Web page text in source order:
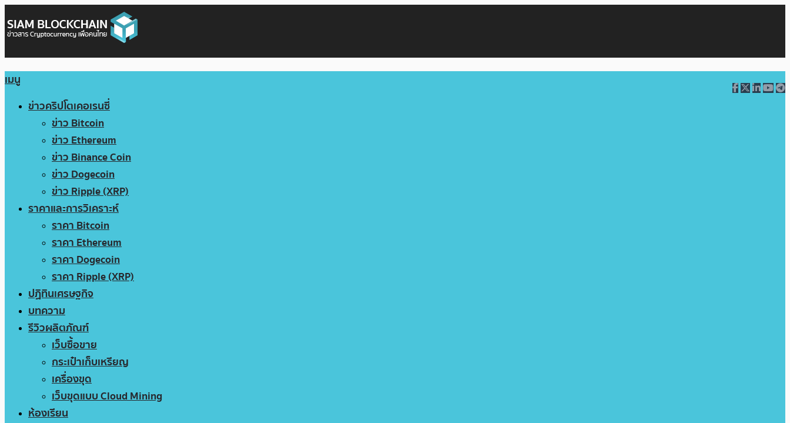
เมนู
ข่าวคริปโตเคอเรนซี่
ข่าว Bitcoin
ข่าว Ethereum
ข่าว Binance Coin
ข่าว Dogecoin
ข่าว Ripple (XRP)
ราคาและการวิเคราะห์
ราคา Bitcoin
ราคา Ethereum
ราคา Dogecoin
ราคา Ripple (XRP)
ปฏิทินเศรษฐกิจ
บทความ
รีวิวผลิตภัณฑ์
เว็บซื้อขาย
กระเป๋าเก็บเหรียญ
เครื่องขุด
เว็บขุดแบบ Cloud Mining
ห้องเรียน